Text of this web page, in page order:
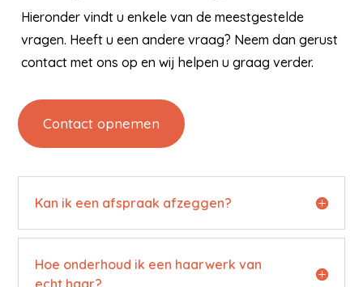
Hieronder vindt u enkele van de meestgestelde
vragen. Heeft u een andere vraag? Neem dan gerust
contact met ons op en wij helpen u graag verder.
Contact opnemen
Kan ik een afspraak afzeggen?
Hoe onderhoud ik een haarwerk van